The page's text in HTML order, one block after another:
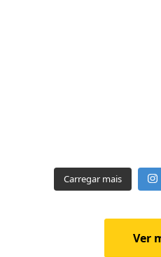
Carregar mais
Ver